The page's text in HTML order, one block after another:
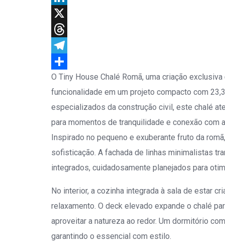
LinkedIn
X
Threads
Telegram
Share
O Tiny House Chalé Romã, uma criação
funcionalidade em um projeto compacto com
especializados da construção civil, este chalé
para momentos de tranquilidade e conexão com
Inspirado no pequeno e exuberante fruto da
sofisticação. A fachada de linhas minimalistas
integrados, cuidadosamente planejados para
No interior, a cozinha integrada à sala de estar
relaxamento. O deck elevado expande o chalé
aproveitar a natureza ao redor. Um dormitório
garantindo o essencial com estilo.